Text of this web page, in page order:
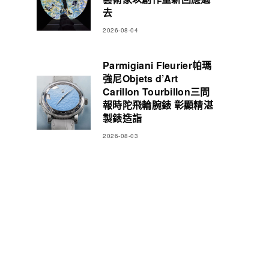
去
2026-08-04
Parmigiani Fleurier帕瑪
強尼Objets d’Art
Carillon Tourbillon三問
報時陀飛輪腕錶 彰顯精湛
製錶造詣
2026-08-03